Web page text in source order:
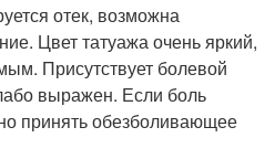
отек, возможна
Цвет татуажа очень яркий,
Присутствует болевой
выражен. Если боль
принять обезболивающее